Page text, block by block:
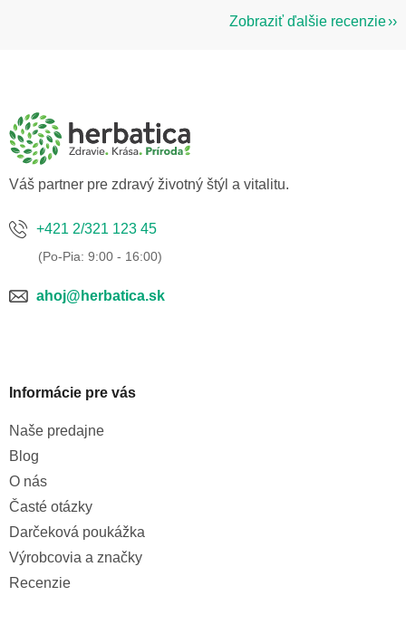
Zobraziť ďalšie recenzie
Váš partner pre zdravý životný štýl a vitalitu.
+421 2/321 123 45
ahoj@herbatica.sk
Informácie pre vás
Naše predajne
Blog
O nás
Časté otázky
Darčeková poukážka
Výrobcovia a značky
Recenzie